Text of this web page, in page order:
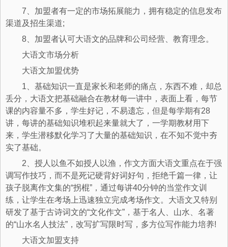
7、加盟者有一定的市场拓展能力，拥有稳定的信息发布
渠道及招生渠道;
8、加盟者认可大语文的品牌和公司经营、教育理念。
大语文市场分析
大语文加盟优势
1、基础知识一直是家长和老师的痛点，东西不难，却总
丢分，大语文把基础融合在教材每一讲中，表面上看，每节
课的内容量不多，学生好记，不易遗忘，但是每学期有28
讲，每讲的基础知识堆积起来量就大了，一学期教材用下
来，学生潜移默化学习了大量的基础知识，在不知不觉中夯
实了基础。
2、授人以鱼不如授人以渔，作文方面大语文重点在于强
调写作技巧，而不是死记硬背好词好句，拒绝千篇一律，让
孩子脱离作文集的“拐棍”，通过每讲40分钟的当堂作文训
练，让学生在考场上迅速独立完成考场作文。大语文又特别
研发了基于古诗词文的“文化作文”，基于名人、山水、名著
的“山水名人技法”，改写扩写限时写，多方位写作能力培养!
大语文加盟支持